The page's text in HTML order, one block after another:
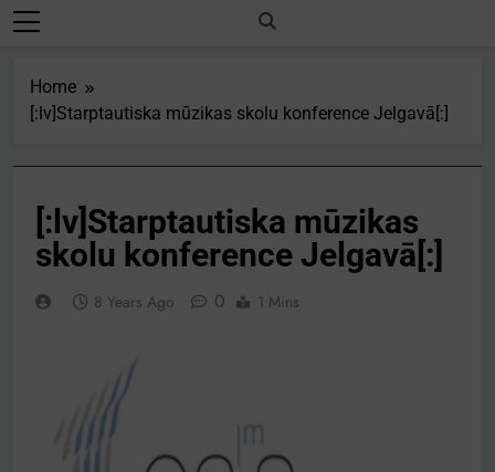
Kora
Cathedral Choir
School[:]
Home
[:lv]Starptautiska mūzikas skolu konference Jelgavā[:]
[:lv]Starptautiska mūzikas
skolu konference Jelgavā[:]
8 Years Ago 0 1 Mins